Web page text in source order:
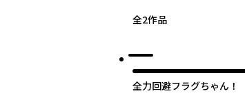
全2作品
全力回避フラグちゃん！